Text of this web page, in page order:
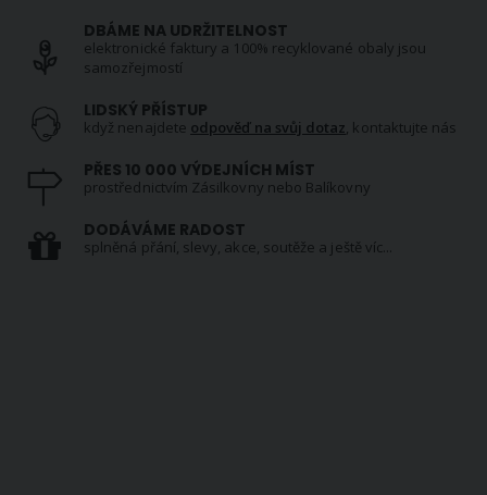
DBÁME NA UDRŽITELNOST
elektronické faktury a 100% recyklované obaly jsou
samozřejmostí
LIDSKÝ PŘÍSTUP
když nenajdete odpověď na svůj dotaz, kontaktujte nás
PŘES 10 000 VÝDEJNÍCH MÍST
prostřednictvím Zásilkovny nebo Balíkovny
DODÁVÁME RADOST
splněná přání, slevy, akce, soutěže a ještě víc...